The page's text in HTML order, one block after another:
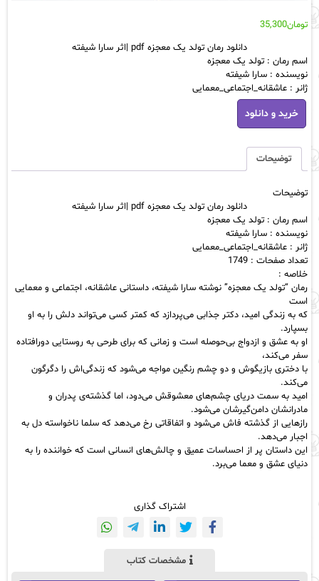
تومان35,300
دانلود رمان تولد یک معجزه pdf |اثر سارا شیفته
اسم رمان : تولد یک معجزه
نویسنده : سارا شیفته
ژانر : عاشقانه_اجتماعی_معمایی
دانلود
رمان
تولد
معجزه
pdf
اثر
شیفته
عدد
خرید و دانلود
توضیحات
توضیحات
دانلود رمان تولد یک معجزه pdf |اثر سارا شیفته
اسم رمان : تولد یک معجزه
نویسنده : سارا شیفته
ژانر : عاشقانه_اجتماعی_معمایی
تعداد صفحات : 1749
خلاصه :
رمان “تولد یک معجزه” نوشته سارا شیفته، داستانی عاشقانه، اجتماعی و معمایی
است
که به زندگی امید، دکتر جذابی می‌پردازد که کمتر کسی می‌تواند دلش را به او
بسپارد.
او به عشق و ازدواج بی‌حوصله است و زمانی که برای طرحی به روستایی دورافتاده
سفر می‌کند،
با دختری بازیگوش و دو چشم رنگین مواجه می‌شود که زندگی‌اش را دگرگون
می‌کند.
امید به سمت دریای چشم‌های معشوقش می‌دود، اما گذشته‌ی پدران و
مادرانشان دامن‌گیرشان می‌شود.
رازهایی از گذشته فاش می‌شود و اتفاقاتی رخ می‌دهد که سلما ناخواسته دل به
اجبار می‌دهد.
این داستان پر از احساسات عمیق و چالش‌های انسانی است که خواننده را به
دنیای عشق و معما می‌برد.
اشتراک گذاری
مشخصات کتاب